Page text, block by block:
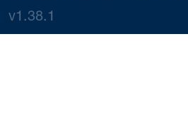
v1.38.1